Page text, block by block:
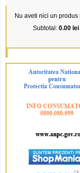
Nu aveti nici un produs
Subtotal: 0.00 lei